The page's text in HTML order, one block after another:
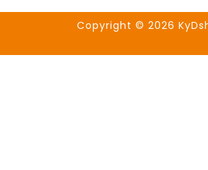
Copyright © 2026